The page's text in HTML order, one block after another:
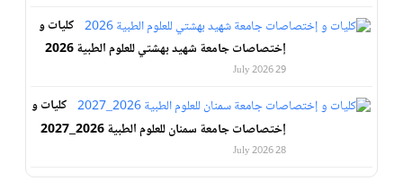
كليات و
إختصاصات جامعة شهيد بهشتي للعلوم الطبية 2026
29 July 2026
كليات و
إختصاصات جامعة سمنان للعلوم الطبية 2026_2027
28 July 2026